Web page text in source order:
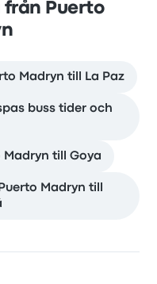
från Puerto
Madryn till La Paz
buss tider och
Madryn till Goya
Madryn till